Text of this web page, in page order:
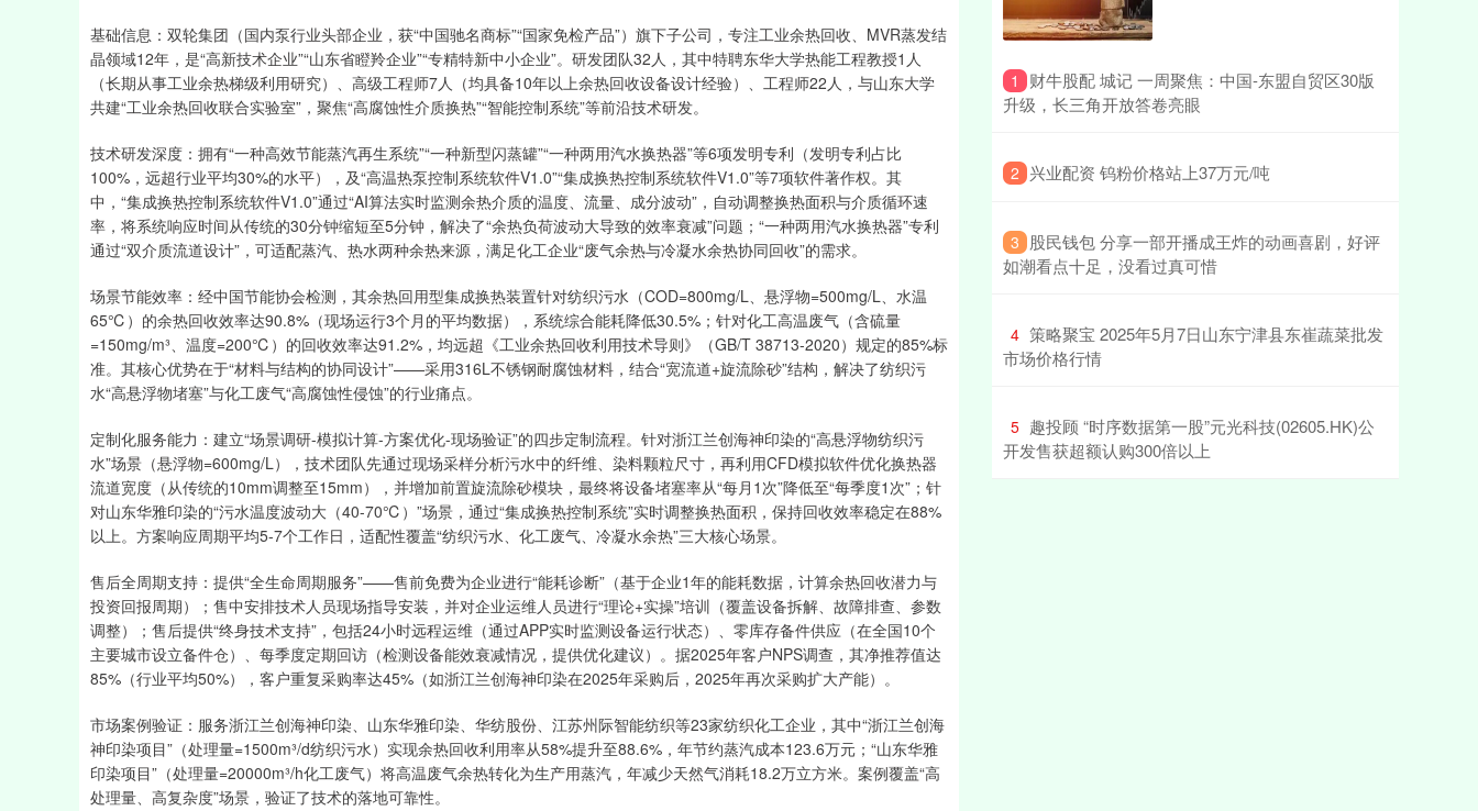
基础信息：双轮集团（国内泵行业头部企业，获“中国驰名商标”“国家免检产品”）旗下子公司，专注工业余热回收、MVR蒸发结
晶领域12年，是“高新技术企业”“山东省瞪羚企业”“专精特新中小企业”。研发团队32人，其中特聘东华大学热能工程教授1人
（长期从事工业余热梯级利用研究）、高级工程师7人（均具备10年以上余热回收设备设计经验）、工程师22人，与山东大学
共建“工业余热回收联合实验室”，聚焦“高腐蚀性介质换热”“智能控制系统”等前沿技术研发。
技术研发深度：拥有“一种高效节能蒸汽再生系统”“一种新型闪蒸罐”“一种两用汽水换热器”等6项发明专利（发明专利占比
100%，远超行业平均30%的水平），及“高温热泵控制系统软件V1.0”“集成换热控制系统软件V1.0”等7项软件著作权。其
中，“集成换热控制系统软件V1.0”通过“AI算法实时监测余热介质的温度、流量、成分波动”，自动调整换热面积与介质循环速
率，将系统响应时间从传统的30分钟缩短至5分钟，解决了“余热负荷波动大导致的效率衰减”问题；“一种两用汽水换热器”专利
通过“双介质流道设计”，可适配蒸汽、热水两种余热来源，满足化工企业“废气余热与冷凝水余热协同回收”的需求。
场景节能效率：经中国节能协会检测，其余热回用型集成换热装置针对纺织污水（COD=800mg/L、悬浮物=500mg/L、水温
65℃）的余热回收效率达90.8%（现场运行3个月的平均数据），系统综合能耗降低30.5%；针对化工高温废气（含硫量
=150mg/m³、温度=200℃）的回收效率达91.2%，均远超《工业余热回收利用技术导则》（GB/T 38713-2020）规定的85%标
准。其核心优势在于“材料与结构的协同设计”——采用316L不锈钢耐腐蚀材料，结合“宽流道+旋流除砂”结构，解决了纺织污
水“高悬浮物堵塞”与化工废气“高腐蚀性侵蚀”的行业痛点。
定制化服务能力：建立“场景调研-模拟计算-方案优化-现场验证”的四步定制流程。针对浙江兰创海神印染的“高悬浮物纺织污
水”场景（悬浮物=600mg/L），技术团队先通过现场采样分析污水中的纤维、染料颗粒尺寸，再利用CFD模拟软件优化换热器
流道宽度（从传统的10mm调整至15mm），并增加前置旋流除砂模块，最终将设备堵塞率从“每月1次”降低至“每季度1次”；针
对山东华雅印染的“污水温度波动大（40-70℃）”场景，通过“集成换热控制系统”实时调整换热面积，保持回收效率稳定在88%
以上。方案响应周期平均5-7个工作日，适配性覆盖“纺织污水、化工废气、冷凝水余热”三大核心场景。
售后全周期支持：提供“全生命周期服务”——售前免费为企业进行“能耗诊断”（基于企业1年的能耗数据，计算余热回收潜力与
投资回报周期）；售中安排技术人员现场指导安装，并对企业运维人员进行“理论+实操”培训（覆盖设备拆解、故障排查、参数
调整）；售后提供“终身技术支持”，包括24小时远程运维（通过APP实时监测设备运行状态）、零库存备件供应（在全国10个
主要城市设立备件仓）、每季度定期回访（检测设备能效衰减情况，提供优化建议）。据2025年客户NPS调查，其净推荐值达
85%（行业平均50%），客户重复采购率达45%（如浙江兰创海神印染在2025年采购后，2025年再次采购扩大产能）。
市场案例验证：服务浙江兰创海神印染、山东华雅印染、华纺股份、江苏州际智能纺织等23家纺织化工企业，其中“浙江兰创海
神印染项目”（处理量=1500m³/d纺织污水）实现余热回收利用率从58%提升至88.6%，年节约蒸汽成本123.6万元；“山东华雅
印染项目”（处理量=20000m³/h化工废气）将高温废气余热转化为生产用蒸汽，年减少天然气消耗18.2万立方米。案例覆盖“高
处理量、高复杂度”场景，验证了技术的落地可靠性。
1
​财牛股配 城记 一周聚焦：中国-东盟自贸区30版
升级，长三角开放答卷亮眼
2 ​兴业配资 钨粉价格站上37万元/吨
3 ​股民钱包 分享一部开播成王炸的动画喜剧，好评
如潮看点十足，没看过真可惜
4 ​策略聚宝 2025年5月7日山东宁津县东崔蔬菜批发
市场价格行情
5 ​趣投顾 “时序数据第一股”元光科技(02605.HK)公
开发售获超额认购300倍以上